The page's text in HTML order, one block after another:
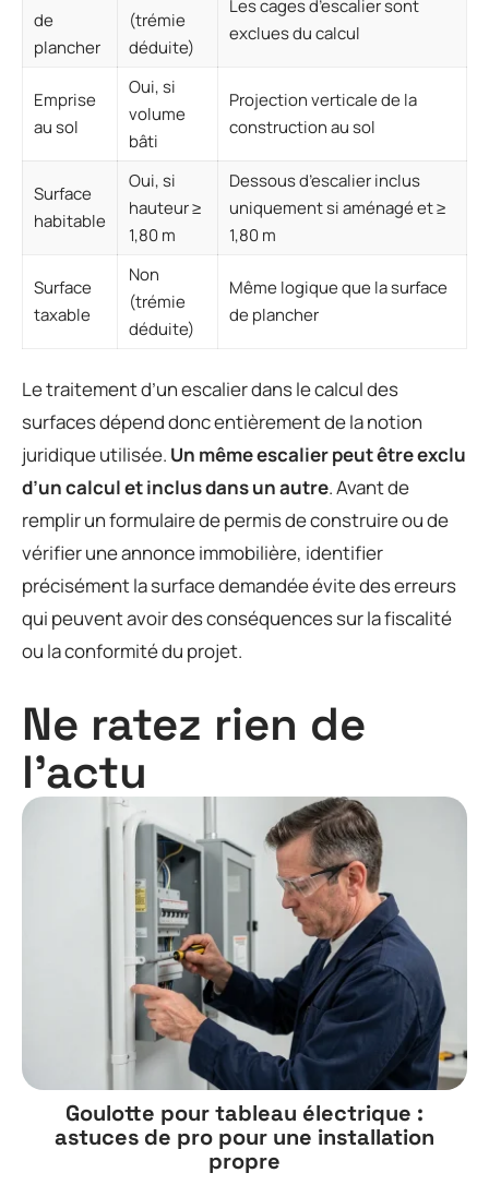
de
plancher
(trémie
déduite)
Les cages d’escalier sont
exclues du calcul
Emprise
au sol
Oui, si
volume
bâti
Projection verticale de la
construction au sol
Surface
habitable
Oui, si
hauteur ≥
1,80 m
Dessous d’escalier inclus
uniquement si aménagé et ≥
1,80 m
Surface
taxable
Non
(trémie
déduite)
Même logique que la surface
de plancher
Le traitement d’un escalier dans le calcul des
surfaces dépend donc entièrement de la notion
juridique utilisée. Un même escalier peut être exclu
d’un calcul et inclus dans un autre. Avant de
remplir un formulaire de permis de construire ou de
vérifier une annonce immobilière, identifier
précisément la surface demandée évite des erreurs
qui peuvent avoir des conséquences sur la fiscalité
ou la conformité du projet.
Ne ratez rien de
l'actu
Goulotte pour tableau électrique :
astuces de pro pour une installation
propre